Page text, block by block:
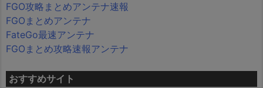
FGO攻略まとめアンテナ速報
FGOまとめアンテナ
FateGo最速アンテナ
FGOまとめ攻略速報アンテナ
おすすめサイト